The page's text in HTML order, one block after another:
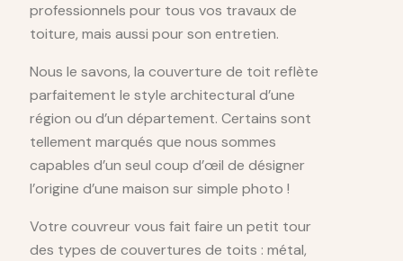
professionnels pour tous vos travaux de
toiture, mais aussi pour son entretien.
Nous le savons, la couverture de toit reflète
parfaitement le style architectural d’une
région ou d’un département. Certains sont
tellement marqués que nous sommes
capables d’un seul coup d’œil de désigner
l’origine d’une maison sur simple photo !
Votre couvreur vous fait faire un petit tour
des types de couvertures de toits : métal,